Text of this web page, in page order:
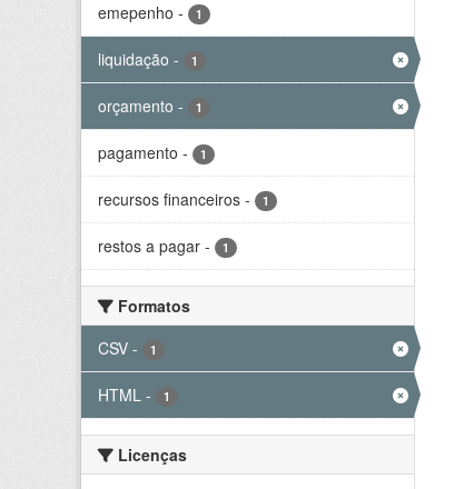
emepenho - 1
liquidação - 1
orçamento - 1
pagamento - 1
recursos financeiros - 1
restos a pagar - 1
Formatos
CSV - 1
HTML - 1
Licenças